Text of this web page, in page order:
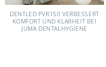
DENTLED PVR150 VERBESSERT
KOMFORT UND KLARHEIT BEI
JUMA DENTALHYGIENE